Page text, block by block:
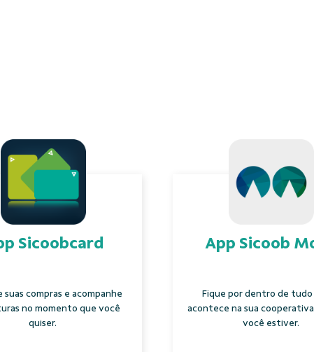
Sicoobcard
compras e acompanhe
no momento que você
quiser.
App Sicoob
Fique por dentro de tudo
acontece na sua
você estiver.